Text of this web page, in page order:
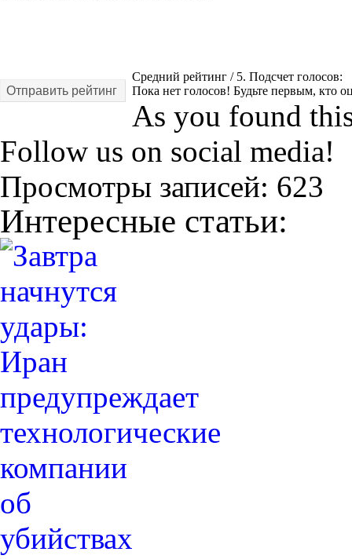
Отправить рейтинг
Средний рейтинг / 5. Подсчет голосов:
Пока нет голосов! Будьте первым, кто
As you found
Follow us on social media!
Просмотры записей: 623
Интересные статьи: